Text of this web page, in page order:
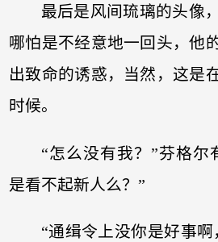
最后是风间琉璃的头像
哪怕是不经意地一回头，他
出致命的诱惑，当然，这是
时候。
“怎么没有我？”芬格尔
是看不起新人么？”
“通缉令上没你是好事